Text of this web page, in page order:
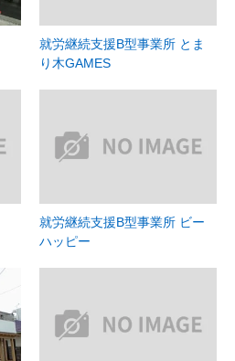
就労継続支援B型事業所 とま
り木GAMES
就労継続支援B型事業所 ビー
ハッピー